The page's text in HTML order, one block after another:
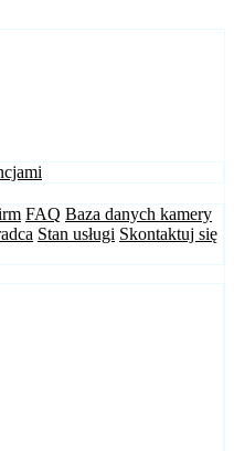
FAQ Baza danych kamery
Stan usługi Skontaktuj się